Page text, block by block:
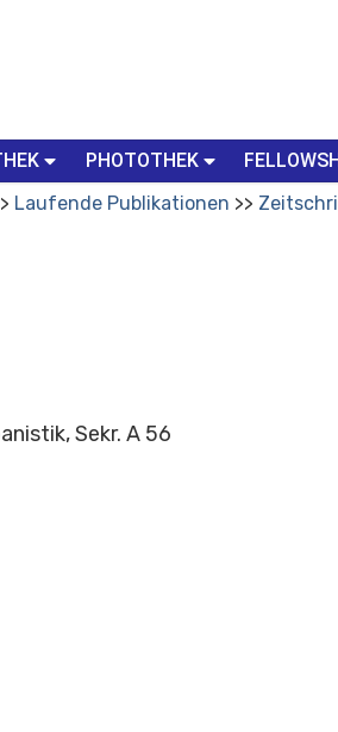
PHOTOTHEK
Laufende Publikationen
Sekr. A 56